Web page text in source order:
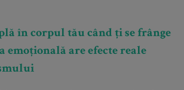
în corpul tău când ți se frânge
emoțională are efecte reale